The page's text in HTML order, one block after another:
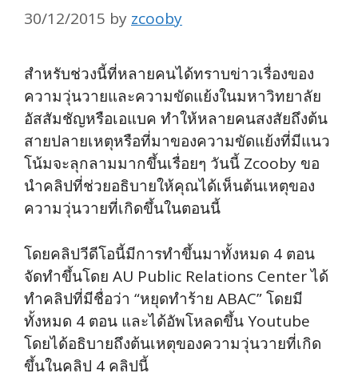
30/12/2015 by zcooby
สำหรับช่วงนี้ที่หลายคนได้ทราบข่าวเรื่องของ
ความวุ่นวายและความขัดแย้งในมหาวิทยาลัย
อัสสัมชัญหรือเอแบค ทำให้หลายคนสงสัยถึงต้น
สายปลายเหตุหรือที่มาของความขัดแย้งที่มีแนว
โน้มจะลุกลามมากขึ้นเรื่อยๆ วันนี้ Zcooby ขอ
นำคลิปที่ช่วยอธิบายให้คุณได้เห็นต้นเหตุของ
ความวุ่นวายที่เกิดขึ้นในตอนนี้
โดยคลิปวีดีโอนี้มีการทำขึ้นมาทั้งหมด 4 ตอน
จัดทำขึ้นโดย AU Public Relations Center ได้
ทำคลิปที่มีชื่อว่า “หยุดทำร้าย ABAC” โดยมี
ทั้งหมด 4 ตอน และได้อัพโหลดขึ้น Youtube
โดยได้อธิบายถึงต้นเหตุของความวุ่นวายที่เกิด
ขึ้นในคลิป 4 คลิปนี้